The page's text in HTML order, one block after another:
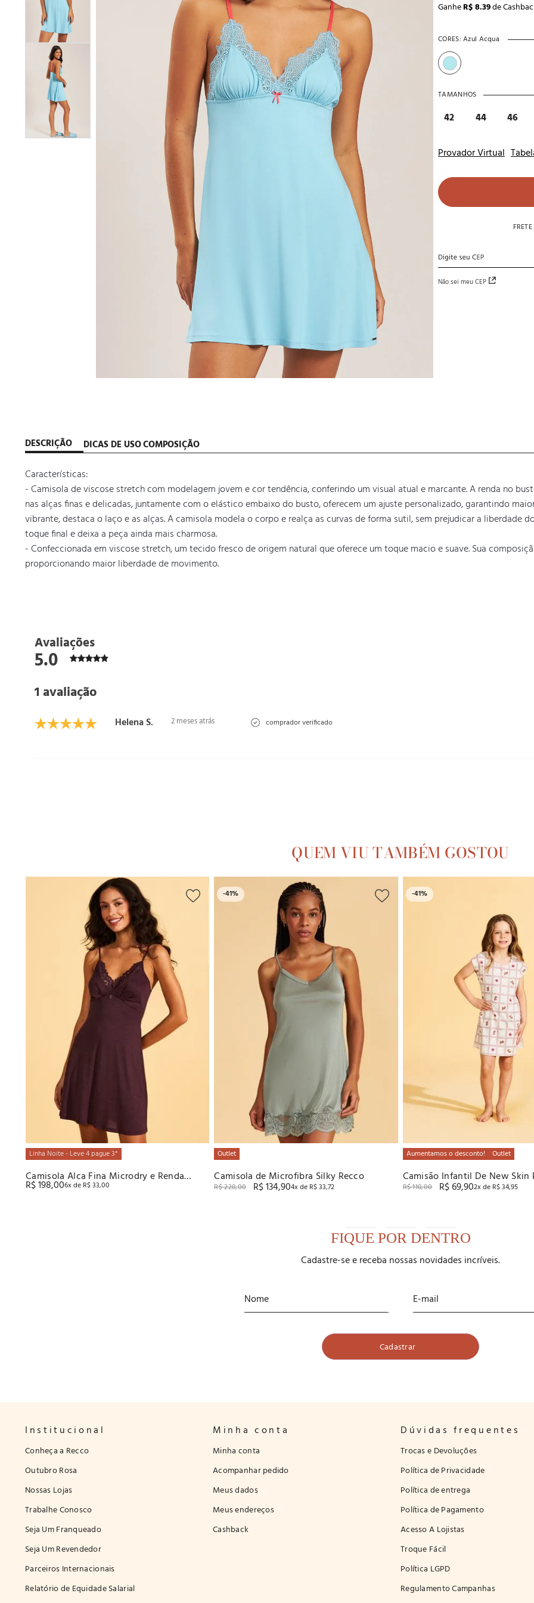
GanheR$ 8.39de
CORES: Azul Acqua
TAMANHOS
42 44 46
Provador Virtual
Não sei meu CEP
DESCRIÇÃO DICAS DE USOCOMPOSIÇÃO
Características:
- Camisola de viscose stretch com modelagem jovem e cor tendência, conferindo um visual atual e marcante. A renda no
nas alças finas e delicadas, juntamente com o elástico embaixo do busto, oferecem um ajuste personalizado, garantindo
vibrante, destaca o laço e as alças. A camisola modela o corpo e realça as curvas de forma sutil, sem prejudicar a liberdade
toque final e deixa a peça ainda mais charmosa.
- Confeccionada em viscose stretch, um tecido fresco de origem natural que oferece um toque macio e suave. Sua
proporcionando maior liberdade de movimento.
Avaliações
5.0
1 avaliação
Helena S. 2 meses atrás comprador verificado
QUEM VIU TAMBÉM GOSTOU
Linha Noite - Leve 4 pague 3*
Camisola Alca Fina Microdry e Renda
Recco
R$198,006x de R$33,00
-41%
Outlet
Camisola de Microfibra Silky Recco
R$228,00 R$134,904x de R$33,72
-41%
Aumentamos o desconto! Outlet
Camisão Infantil De New Skin
R$118,00 R$69,902x de R$34,95
FIQUE POR DENTRO
Cadastre-se e receba nossas novidades incríveis.
Institucional
Conheça a Recco
Outubro Rosa
Nossas Lojas
Trabalhe Conosco
Seja Um Franqueado
Seja Um Revendedor
Parceiros Internacionais
Relatório de Equidade Salarial
Minha conta
Minha conta
Acompanhar pedido
Meus dados
Meus endereços
Cashback
Dúvidas frequentes
Trocas e Devoluções
Política de Privacidade
Política de entrega
Política de Pagamento
Acesso A Lojistas
Troque Fácil
Política LGPD
Regulamento Campanhas
10º noivas